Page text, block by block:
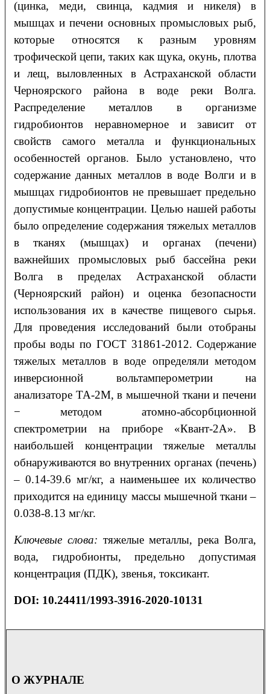
(цинка, меди, свинца, кадмия и никеля) в
мышцах и печени основных промысловых рыб,
которые относятся к разным уровням
трофической цепи, таких как щука, окунь, плотва
и лещ, выловленных в Астраханской области
Черноярского района в воде реки Волга.
Распределение металлов в организме
гидробионтов неравномерное и зависит от
свойств самого металла и функциональных
особенностей органов. Было установлено, что
содержание данных металлов в воде Волги и в
мышцах гидробионтов не превышает предельно
допустимые концентрации. Целью нашей работы
было определение содержания тяжелых металлов
в тканях (мышцах) и органах (печени)
важнейших промысловых рыб бассейна реки
Волга в пределах Астраханской области
(Черноярский район) и оценка безопасности
использования их в качестве пищевого сырья.
Для проведения исследований были отобраны
пробы воды по ГОСТ 31861-2012. Содержание
тяжелых металлов в воде определяли методом
инверсионной вольтамперометрии на
анализаторе ТА-2М, в мышечной ткани и печени
− методом атомно-абсорбционной
спектрометрии на приборе «Квант-2А». В
наибольшей концентрации тяжелые металлы
обнаруживаются во внутренних органах (печень)
– 0.14-39.6 мг/кг, а наименьшее их количество
приходится на единицу массы мышечной ткани –
0.038-8.13 мг/кг.
Ключевые слова: тяжелые металлы, река Волга,
вода, гидробионты, предельно допустимая
концентрация (ПДК), звенья, токсикант.
DOI: 10.24411/1993-3916-2020-10131
О ЖУРНАЛЕ